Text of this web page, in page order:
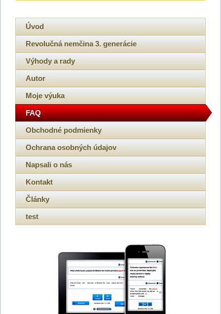
Úvod
Revolučná nemčina 3. generácie
Výhody a rady
Autor
Moje výuka
FAQ
Obchodné podmienky
Ochrana osobných údajov
Napsali o nás
Kontakt
Články
test